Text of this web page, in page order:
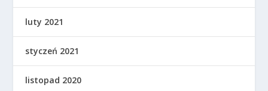
luty 2021
styczeń 2021
listopad 2020